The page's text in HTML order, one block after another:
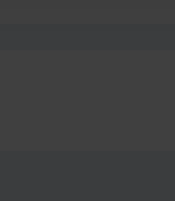
Ketting –